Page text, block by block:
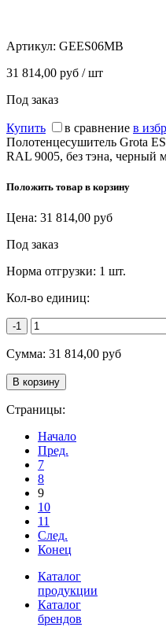
Артикул: GEES06MB
31 814,00 руб / шт
Под заказ
Купить в сравнение в
Полотенцесушитель Grota
RAL 9005, без тэна, черный
Положить товар в корзину
Цена: 31 814,00 руб
Под заказ
Норма отгрузки: 1 шт.
Кол-во единиц:
-1
Сумма: 31 814,00 руб
Страницы:
Начало
Пред.
7
8
9
10
11
След.
Конец
Каталог
продукции
Каталог
брендов